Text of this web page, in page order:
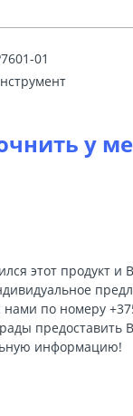
01
у
этот продукт и
нами по номеру
предоставить
информацию!